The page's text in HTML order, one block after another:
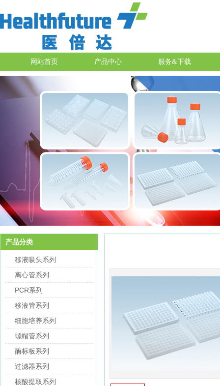
网站首页 产品中心 服务&下载
产品分类
移液吸头系列
离心管系列
PCR系列
移液管系列
细胞培养系列
螺帽管系列
酶标板系列
过滤器系列
核酸提取系列